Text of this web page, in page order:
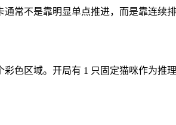
常不是靠明显单点推进，而是靠连续排
色区域。开局有 1 只固定猫咪作为推